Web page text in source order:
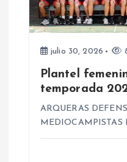
julio 30, 2026
Plantel
temporada
ARQUERAS
MEDIOCAMPISTAS